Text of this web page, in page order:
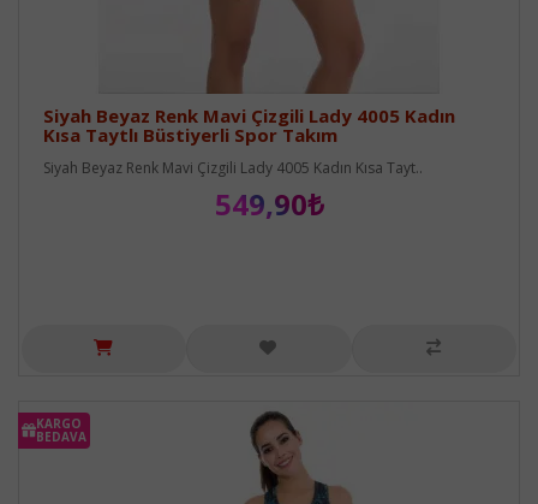
Siyah Beyaz Renk Mavi Çizgili Lady 4005 Kadın
Kısa Taytlı Büstiyerli Spor Takım
Siyah Beyaz Renk Mavi Çizgili Lady 4005 Kadın Kısa Tayt..
549,90₺
KARGO
BEDAVA